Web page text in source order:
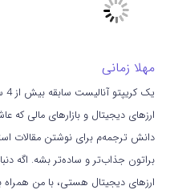
مهلا زمانی
ارزهای دیجیتال و بازارهای مالی
دانش ترجمه‌م برای نوشتن مقالات
براتون جذاب‌تر و ساده‌تر بشه. اگه
ارزهای دیجیتال هستی، با من